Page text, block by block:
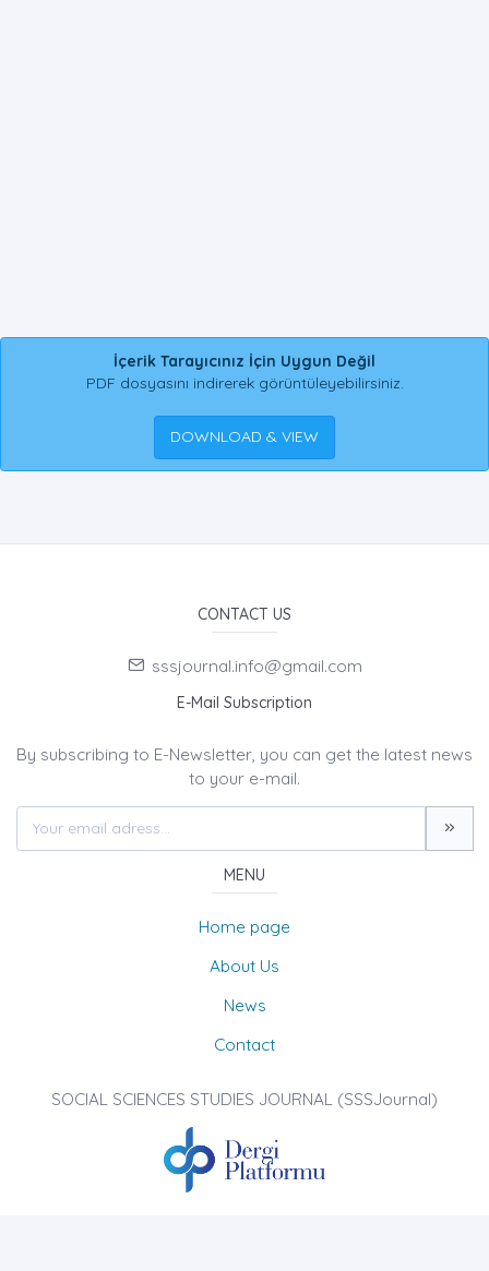
İçerik Tarayıcınız İçin Uygun Değil
PDF dosyasını indirerek görüntüleyebilirsiniz.
DOWNLOAD & VIEW
CONTACT US
sssjournal.info@gmail.com
E-Mail Subscription
By subscribing to E-Newsletter, you can get the latest news
to your e-mail.
MENU
Home page
About Us
News
Contact
SOCIAL SCIENCES STUDIES JOURNAL (SSSJournal)